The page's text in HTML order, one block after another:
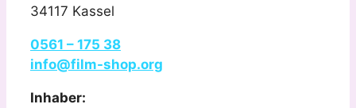
34117 Kassel
0561 – 175 38
info@film-shop.org
Inhaber: